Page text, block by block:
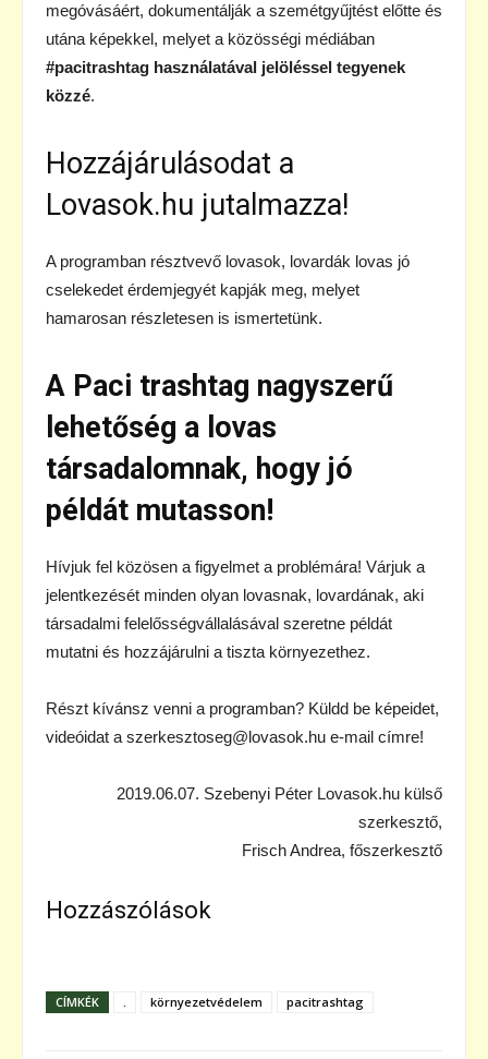
megóvásáért, dokumentálják a szemétgyűjtést előtte és
utána képekkel, melyet a közösségi médiában
#pacitrashtag használatával jelöléssel tegyenek
közzé.
Hozzájárulásodat a
Lovasok.hu jutalmazza!
A programban résztvevő lovasok, lovardák lovas jó
cselekedet érdemjegyét kapják meg, melyet
hamarosan részletesen is ismertetünk.
A Paci trashtag nagyszerű
lehetőség a lovas
társadalomnak, hogy jó
példát mutasson!
Hívjuk fel közösen a figyelmet a problémára! Várjuk a
jelentkezését minden olyan lovasnak, lovardának, aki
társadalmi felelősségvállalásával szeretne példát
mutatni és hozzájárulni a tiszta környezethez.
Részt kívánsz venni a programban? Küldd be képeidet,
videóidat a szerkesztoseg@lovasok.hu e-mail címre!
2019.06.07. Szebenyi Péter Lovasok.hu külső
szerkesztő,
Frisch Andrea, főszerkesztő
Hozzászólások
CÍMKÉK . környezetvédelem pacitrashtag